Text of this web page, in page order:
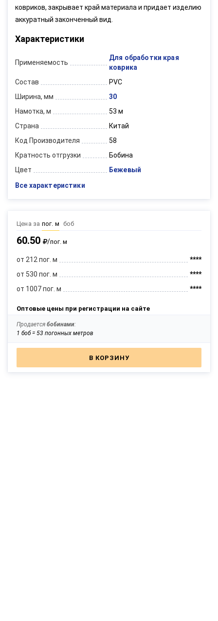
ковриков, закрывает край материала и придает изделию
аккуратный законченный вид.
Характеристики
Применяемость
Для обработки края
коврика
Состав
PVC
Ширина, мм
30
Намотка, м
53 м
Страна
Китай
Код Производителя
58
Кратность отгрузки
Бобина
Цвет
Бежевый
Все характеристики
Цена за пог. м боб
60.50 /пог. м
от 212 пог. м
****
от 530 пог. м
****
от 1007 пог. м
****
Оптовые цены при регистрации на сайте
Продается бобинами:
1 боб = 53 погонных метров
В КОРЗИНУ